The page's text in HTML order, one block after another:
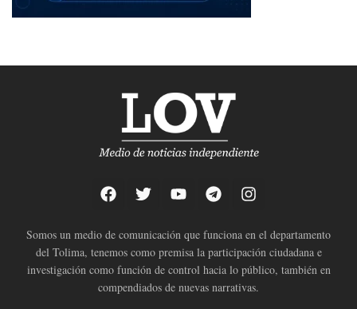
Somos un medio de comunicación que funciona en el departamento
del Tolima, tenemos como premisa la participación ciudadana e
investigación como función de control hacia lo público, también en
compendiados de nuevas narrativas.